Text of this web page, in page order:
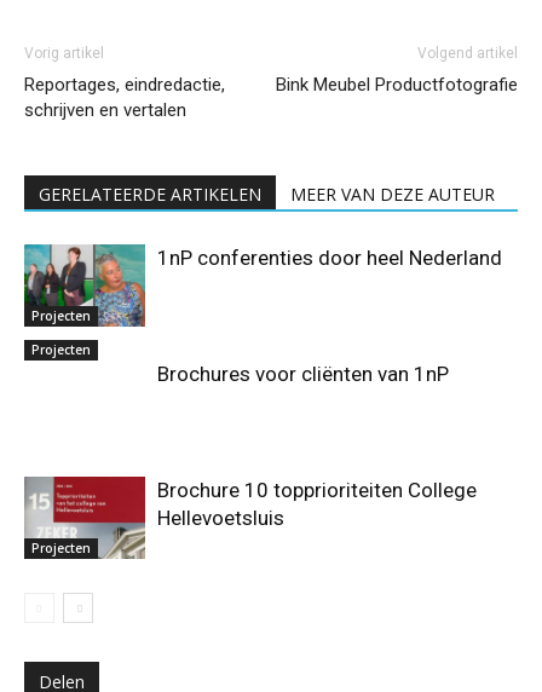
Vorig artikel
Reportages, eindredactie,
schrijven en vertalen
Volgend artikel
Bink Meubel Productfotografie
GERELATEERDE ARTIKELEN MEER VAN DEZE AUTEUR
Projecten
1nP conferenties door heel Nederland
Projecten
Brochures voor cliënten van 1nP
Projecten
Brochure 10 topprioriteiten College
Hellevoetsluis
Delen